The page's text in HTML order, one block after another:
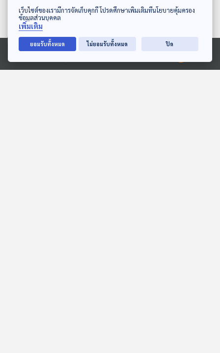
ดาวน์โหลด Thai PBS Podcast Application
Ⓒ 2020 องค์การกระจายเสียงและแพร่ภาพสาธารณะแห่งประเทศไทย
EP. 219: สี จิ้นผิง เยือน
อาเซียน | การเมืองเพื่อ
ไทย-ภูมิใจไทย | อยู่รอด
อย่างไรในเศรษฐกิจแบบนี้
คุยให้คิด
EP. 220: วิกฤตเศรษฐกิจ
IMF ปรับไทยต่ำสุดใน
ครม. | ข่าวลือสายดาร์กกาสิ
โน
ตอนที่เกี่ยวข้อง
เว็บไซต์ของเรามีการจัดเก็บคุกกี้ โปรดศึกษาเพิ่มเติมที่นโยบายคุ้มครอง
ข้อมูลส่วนบุคคล
เพิ่มเติม
ยอมรับทั้งหมด ไม่ยอมรับทั้งหมด ปิด